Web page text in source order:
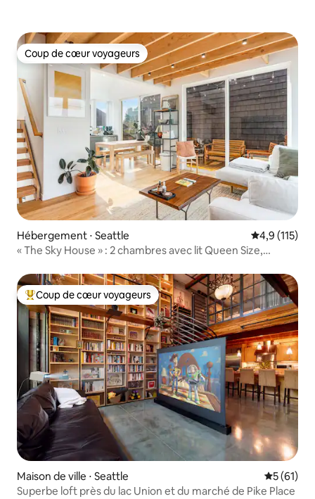
Coup de cœur voyageurs
Coup de cœur voyageurs
Hébergement ⋅ Seattle Évaluation
4,9 (115)
« The Sky House » : 2 chambres avec lit Queen Size,
Coups de cœur voyageurs les plus appréciés
Coup de cœur voyageurs
Maison de ville ⋅ Seattle
5 (61)
Superbe loft près du lac Union et du marché de Pike Place